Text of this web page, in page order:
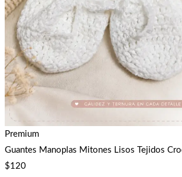
Premium
Guantes Manoplas Mitones Lisos Tejidos
$120